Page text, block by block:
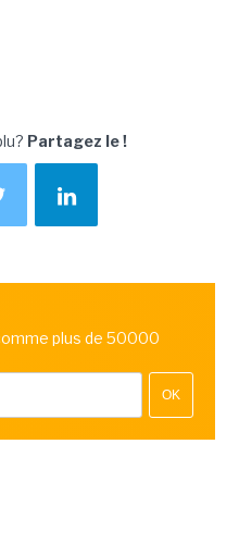
Partagez le !
plus de 50000
OK